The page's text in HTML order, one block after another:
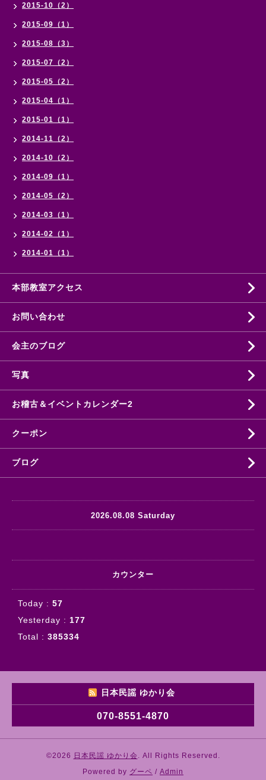
2015-10（2）
2015-09（1）
2015-08（3）
2015-07（2）
2015-05（2）
2015-04（1）
2015-01（1）
2014-11（2）
2014-10（2）
2014-09（1）
2014-05（2）
2014-03（1）
2014-02（1）
2014-01（1）
本部教室アクセス
お問い合わせ
会主のブログ
写真
お稽古＆イベントカレンダー2
クーポン
ブログ
2026.08.08 Saturday
カウンター
Today : 57
Yesterday : 177
Total : 385334
日本民謡 ゆかり会
070-8551-4870
©2026 日本民謡 ゆかり会. All Rights Reserved.
Powered by グーペ / Admin